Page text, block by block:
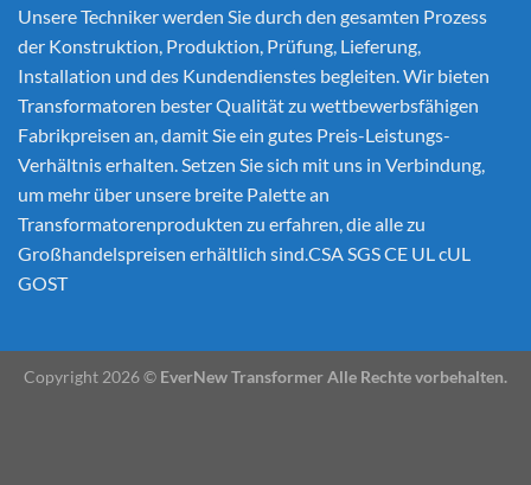
Unsere Techniker werden Sie durch den gesamten Prozess
der Konstruktion, Produktion, Prüfung, Lieferung,
Installation und des Kundendienstes begleiten. Wir bieten
Transformatoren bester Qualität zu wettbewerbsfähigen
Fabrikpreisen an, damit Sie ein gutes Preis-Leistungs-
Verhältnis erhalten. Setzen Sie sich mit uns in Verbindung,
um mehr über unsere breite Palette an
Transformatorenprodukten zu erfahren, die alle zu
Großhandelspreisen erhältlich sind.CSA SGS CE UL cUL
GOST
Copyright 2026 © EverNew Transformer Alle Rechte vorbehalten.